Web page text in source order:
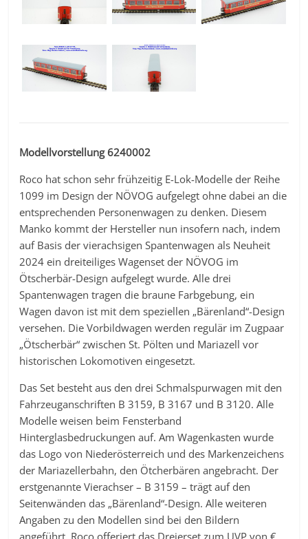
Modellvorstellung 6240002
Roco hat schon sehr frühzeitig E-Lok-Modelle der Reihe
1099 im Design der NÖVOG aufgelegt ohne dabei an die
entsprechenden Personenwagen zu denken. Diesem
Manko kommt der Hersteller nun insofern nach, indem
auf Basis der vierachsigen Spantenwagen als Neuheit
2024 ein dreiteiliges Wagenset der NÖVOG im
Ötscherbär-Design aufgelegt wurde. Alle drei
Spantenwagen tragen die braune Farbgebung, ein
Wagen davon ist mit dem speziellen „Bärenland“-Design
versehen. Die Vorbildwagen werden regulär im Zugpaar
„Ötscherbär“ zwischen St. Pölten und Mariazell vor
historischen Lokomotiven eingesetzt.
Das Set besteht aus den drei Schmalspurwagen mit den
Fahrzeuganschriften B 3159, B 3167 und B 3120. Alle
Modelle weisen beim Fensterband
Hinterglasbedruckungen auf. Am Wagenkasten wurde
das Logo von Niederösterreich und des Markenzeichens
der Mariazellerbahn, den Ötcherbären angebracht. Der
erstgenannte Vierachser – B 3159 – trägt auf den
Seitenwänden das „Bärenland“-Design. Alle weiteren
Angaben zu den Modellen sind bei den Bildern